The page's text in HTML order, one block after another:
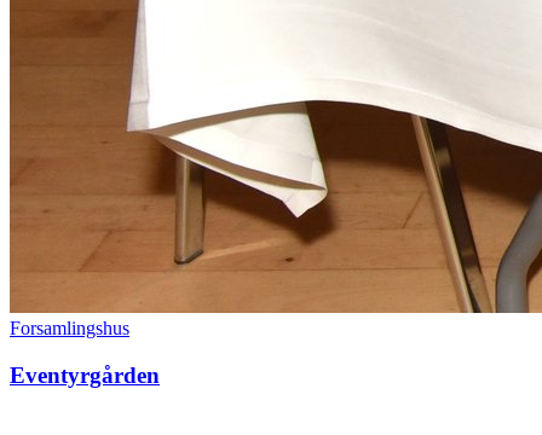
Forsamlingshus
Eventyrgården